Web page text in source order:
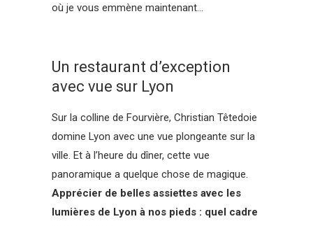
où je vous emmène maintenant…
Un restaurant d’exception
avec vue sur Lyon
Sur la colline de Fourvière, Christian Têtedoie
domine Lyon avec une vue plongeante sur la
ville. Et à l’heure du dîner, cette vue
panoramique a quelque chose de magique.
Apprécier de belles assiettes avec les
lumières de Lyon à nos pieds : quel cadre